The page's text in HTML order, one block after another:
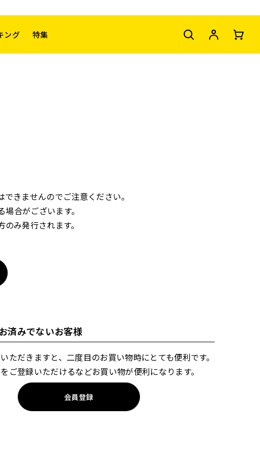
ング 特集
きませんのでご注意ください。
合がございます。
み発行されます。
済みでないお客様
ただきますと、二度目のお買い物時にとても便利です。
ご登録いただけるなどお買い物が便利になります。
会員登録